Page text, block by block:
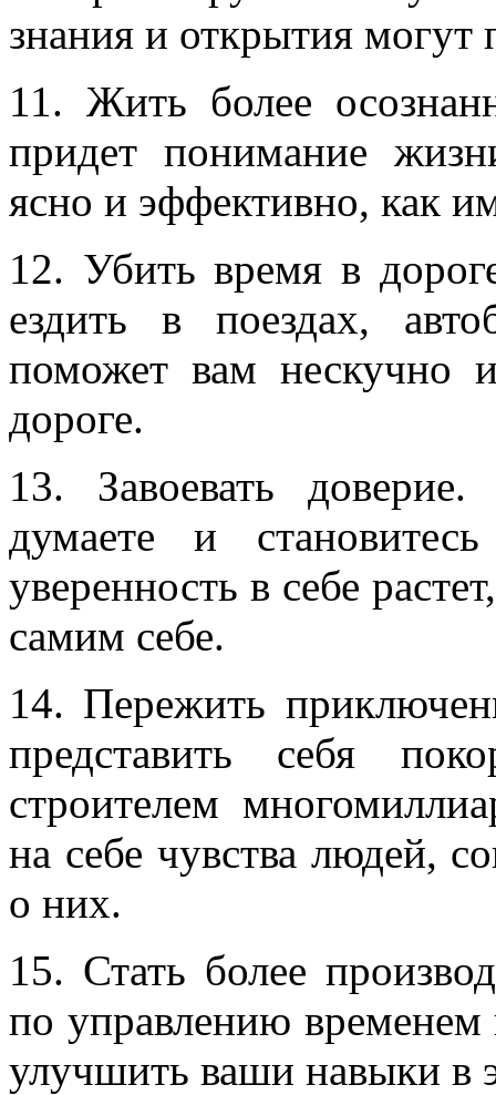
знания и открытия
11. Жить более
придет понимание
ясно и эффективно, как
12. Убить время в
ездить в поездах,
поможет вам нескучно
дороге.
13. Завоевать
думаете и
уверенность в себе
самим себе.
14. Пережить
представить себя
строителем
на себе чувства людей,
о них.
15. Стать более
по управлению временем
улучшить ваши навыки в